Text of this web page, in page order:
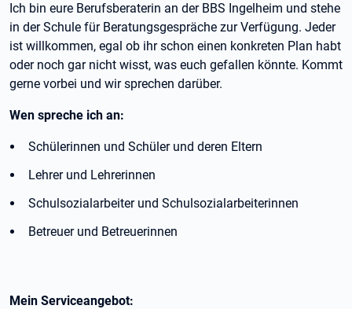
Ich bin eure Berufsberaterin an der BBS Ingelheim und stehe
in der Schule für Beratungsgespräche zur Verfügung. Jeder
ist willkommen, egal ob ihr schon einen konkreten Plan habt
oder noch gar nicht wisst, was euch gefallen könnte. Kommt
gerne vorbei und wir sprechen darüber.
Wen spreche ich an:
Schülerinnen und Schüler und deren Eltern
Lehrer und Lehrerinnen
Schulsozialarbeiter und Schulsozialarbeiterinnen
Betreuer und Betreuerinnen
Mein Serviceangebot: